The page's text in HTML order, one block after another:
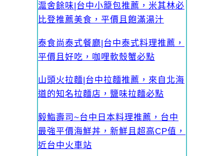
滬舍餘味|台中小籠包推薦，米其林必
比登推薦美食，平價且飽滿湯汁
泰食尚泰式餐廳|台中泰式料理推薦，
平價且好吃，咖哩軟殼蟹必點
山頭火拉麵|台中拉麵推薦，來自北海
道的知名拉麵店，鹽味拉麵必點
毅鮨壽司~台中日本料理推薦，台中
最強平價海鮮丼，新鮮且超高CP值，
近台中火車站